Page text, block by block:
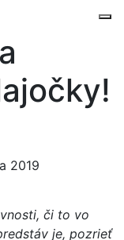
2019
či to vo
je, pozrieť